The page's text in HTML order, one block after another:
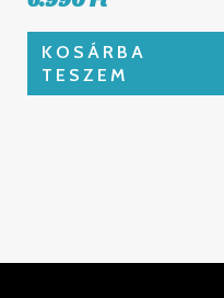
KOSÁRBA
TESZEM